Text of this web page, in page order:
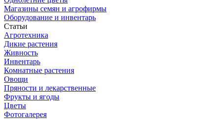
Магазины семян и агрофирмы
Оборудование и инвентарь
Статьи
Агротехника
Дикие растения
Живность
Инвентарь
Комнатные растения
Овощи
Пряности и лекарственные
Фрукты и ягоды
Цветы
Фотогалерея